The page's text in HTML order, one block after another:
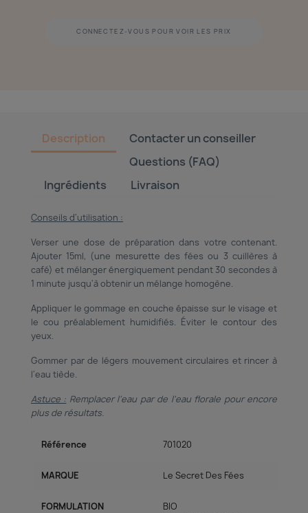
CONNECTEZ-VOUS POUR VOIR LES PRIX
Description
Contacter un conseiller
Questions (FAQ)
Ingrédients
Livraison
Conseils d'utilisation :
Verser une dose de préparation dans votre contenant.
Ajouter 15ml, (une mesurette des fées ou 3 cuillères à
café) et mélanger énergiquement pendant 30 secondes à
1 minute jusqu'à obtenir un mélange homogène.
Appliquer le gommage en couche épaisse sur le visage et
le cou préalablement humidifiés. Éviter le contour des
yeux.
Gommer par de légers mouvement circulaires et rincer à
l'eau tiède.
Astuce : Remplacer l'eau par de l'eau florale pour encore
plus de résultats.
Référence 701020
MARQUE Le Secret Des Fées
FORMULATION
BIO